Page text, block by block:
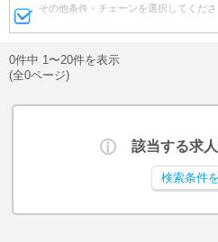
その他条件・チェーンを選択してくださ
0件中 1〜20件を表示
(全0ページ)
該当する求
検索条件